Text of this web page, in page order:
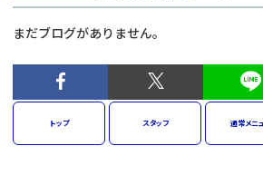
まだブログがありません。
トップ スタッフ 通常メニ